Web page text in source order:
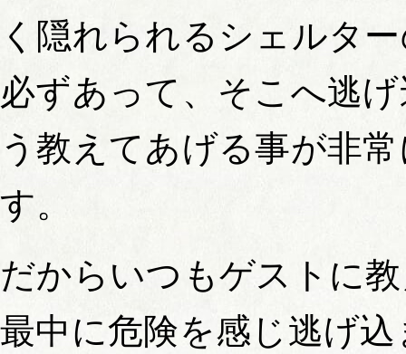
く隠れられるシェルタ
必ずあって、そこへ逃
う教えてあげる事が非
す。
だからいつもゲストに
最中に危険を感じ逃げ